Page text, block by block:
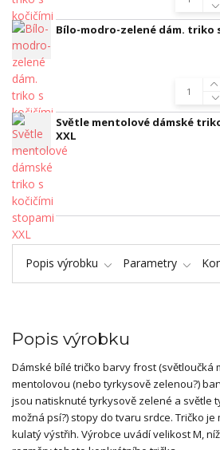
Bílo-modro-zelené dám. triko
Světle mentolové dámské
XXL
Popis výrobku Parametry
Popis výrobku
Dámské bílé tričko barvy frost (světloučká
mentolovou (nebo tyrkysově zelenou?)
jsou natisknuté tyrkysově zelené a světle
možná psí?) stopy do tvaru srdce. Tričko
kulatý výstřih. Výrobce uvádí velikost M,